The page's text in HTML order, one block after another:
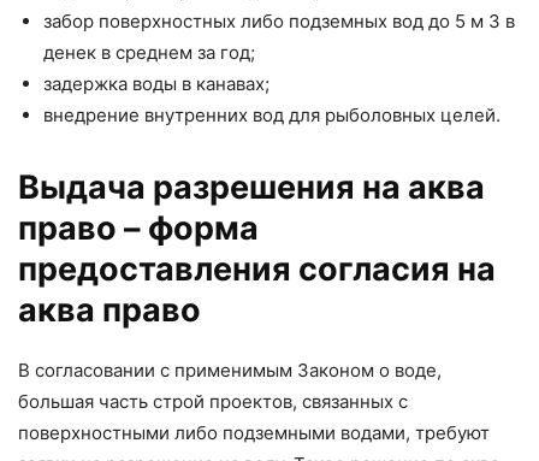
забор поверхностных либо подземных вод до 5 м 3 в
денек в среднем за год;
задержка воды в канавах;
внедрение внутренних вод для рыболовных целей.
Выдача разрешения на аква
право – форма
предоставления согласия на
аква право
В согласовании с применимым Законом о воде,
большая часть строй проектов, связанных с
поверхностными либо подземными водами, требуют